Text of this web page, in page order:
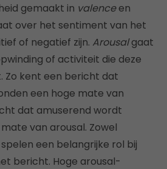
gemaakt in valenceen
over het sentiment van het
of negatief zijn. Arousalgaat
of activiteit die deze
Zo kent een bericht dat
een hoge mate van
dat amuserend wordt
van arousal. Zowel
een belangrijke rol bij
bericht. Hoge arousal-